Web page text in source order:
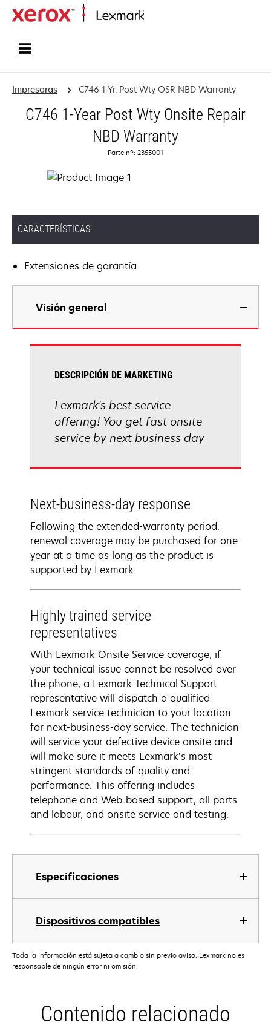
Impresoras C746 1-Yr. Post Wty OSR NBD Warranty
C746 1-Year Post Wty Onsite Repair
NBD Warranty
Parte nº: 2355001
CARACTERÍSTICAS
Extensiones de garantía
Visión general
Especificaciones
Dispositivos compatibles
DESCRIPCIÓN DE MARKETING
Lexmark's best service
offering! You get fast onsite
service by next business day
Next-business-day response
Following the extended-warranty period,
renewal coverage may be purchased for one
year at a time as long as the product is
supported by Lexmark.
Highly trained service
representatives
With Lexmark Onsite Service coverage, if
your technical issue cannot be resolved over
the phone, a Lexmark Technical Support
representative will dispatch a qualified
Lexmark service technician to your location
for next-business-day service. The technician
will service your defective device onsite and
will make sure it meets Lexmark’s most
stringent standards of quality and
performance. This offering includes
telephone and Web-based support, all parts
and labour, and onsite service and testing.
Toda la información está sujeta a cambio sin previo aviso. Lexmark no es
responsable de ningún error ni omisión.
Contenido relacionado